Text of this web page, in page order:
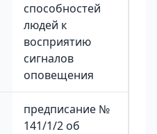
способностей
людей к
восприятию
сигналов
оповещения
предписание №
141/1/2 об